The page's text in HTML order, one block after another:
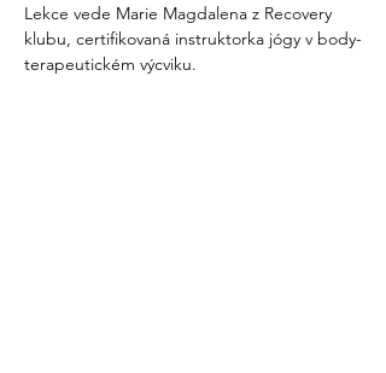
Lekce vede Marie Magdalena z Recovery
klubu, certifikovaná instruktorka jógy v body-
terapeutickém výcviku.